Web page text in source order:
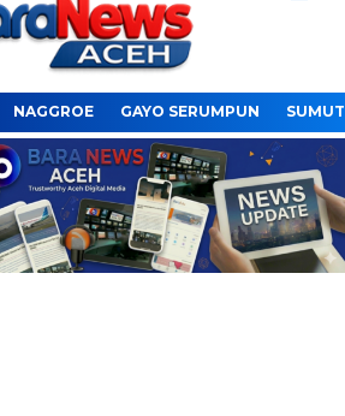
NAGGROE GAYO SERUMPUN SUMUT